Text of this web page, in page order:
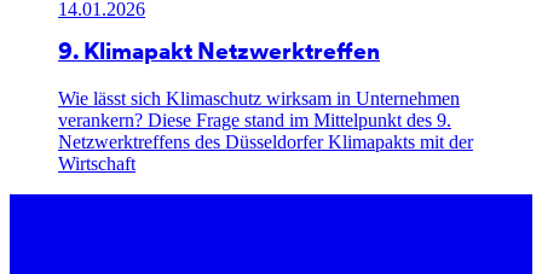
14.01.2026
9. Klimapakt Netzwerktreffen
Wie lässt sich Klimaschutz wirksam in Unternehmen
verankern? Diese Frage stand im Mittelpunkt des 9.
Netzwerktreffens des Düsseldorfer Klimapakts mit der
Wirtschaft